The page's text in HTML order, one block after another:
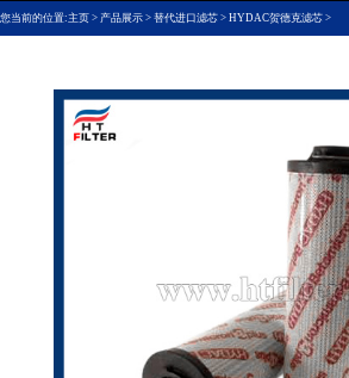
您当前的位置:主页 > 产品展示 > 替代进口滤芯 > HYDAC贺德克滤芯 >